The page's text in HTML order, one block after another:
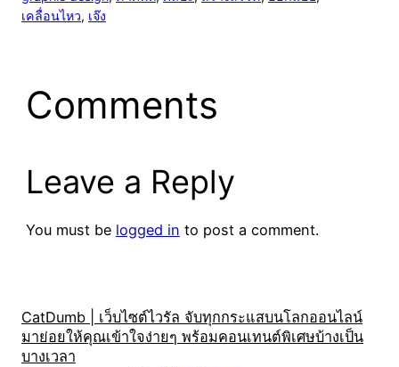
เคลื่อนไหว, เจ๊ง
Comments
Leave a Reply
You must be logged in to post a comment.
CatDumb | เว็บไซต์ไวรัล จับทุกกระแสบนโลกออนไลน์
มาย่อยให้คุณเข้าใจง่ายๆ พร้อมคอนเทนต์พิเศษบ้างเป็น
บางเวลา